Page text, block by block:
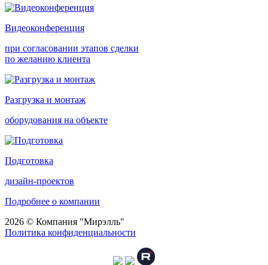
Видеоконференция
при согласовании этапов сделки
по желанию клиента
Разгрузка и монтаж
оборудования на объекте
Подготовка
дизайн-проектов
Подробнее о компании
2026 © Компания "Мирэлль"
Политика конфиденциальности